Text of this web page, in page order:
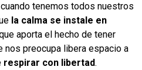
tenemos todos nuestros
la calma se instale en
aporta el hecho de tener
nos preocupa libera espacio a
respirar con libertad.